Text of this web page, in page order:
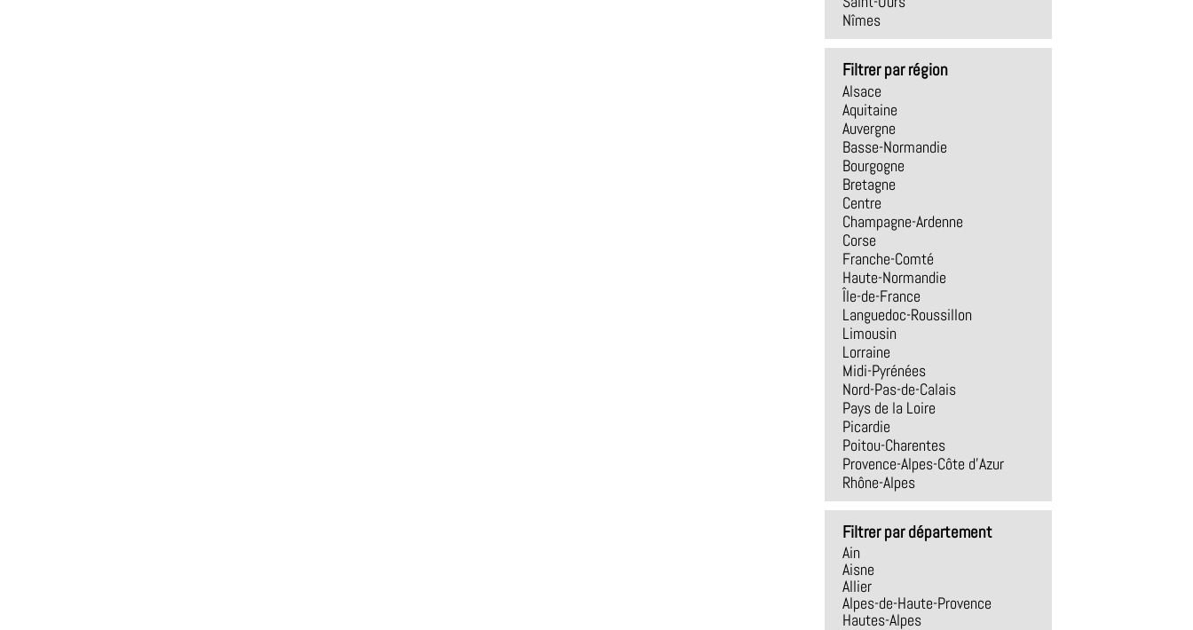
Nîmes
Filtrer par région
Alsace
Aquitaine
Auvergne
Basse-Normandie
Bourgogne
Bretagne
Centre
Champagne-Ardenne
Corse
Franche-Comté
Haute-Normandie
Île-de-France
Languedoc-Roussillon
Limousin
Lorraine
Midi-Pyrénées
Nord-Pas-de-Calais
Pays de la Loire
Picardie
Poitou-Charentes
Provence-Alpes-Côte d'Azur
Rhône-Alpes
Filtrer par département
Ain
Aisne
Allier
Alpes-de-Haute-Provence
Hautes-Alpes